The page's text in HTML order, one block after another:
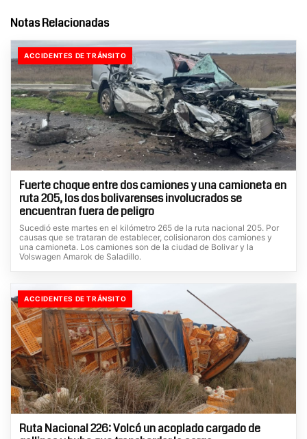
Notas Relacionadas
ACCIDENTES DE TRÁNSITO
Fuerte choque entre dos camiones y una camioneta en
ruta 205, los dos bolivarenses involucrados se
encuentran fuera de peligro
Sucedió este martes en el kilómetro 265 de la ruta nacional 205. Por
causas que se trataran de establecer, colisionaron dos camiones y
una camioneta. Los camiones son de la ciudad de Bolivar y la
Volswagen Amarok de Saladillo.
ACCIDENTES DE TRÁNSITO
Ruta Nacional 226: Volcó un acoplado cargado de